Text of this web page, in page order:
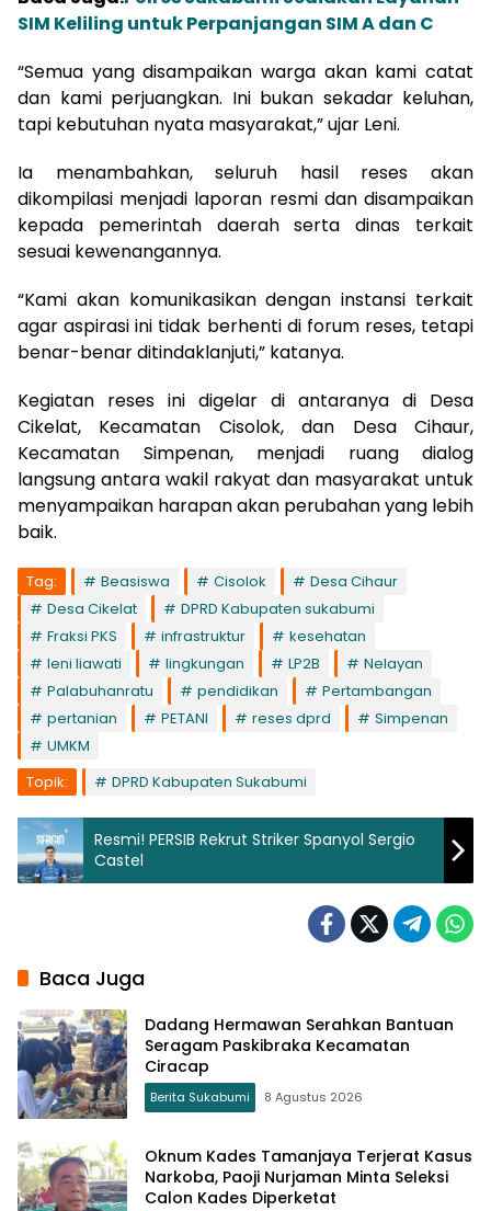
SIM Keliling untuk Perpanjangan SIM A dan C
“Semua yang disampaikan warga akan kami catat
dan kami perjuangkan. Ini bukan sekadar keluhan,
tapi kebutuhan nyata masyarakat,” ujar Leni.
Ia menambahkan, seluruh hasil reses akan
dikompilasi menjadi laporan resmi dan disampaikan
kepada pemerintah daerah serta dinas terkait
sesuai kewenangannya.
“Kami akan komunikasikan dengan instansi terkait
agar aspirasi ini tidak berhenti di forum reses, tetapi
benar-benar ditindaklanjuti,” katanya.
Kegiatan reses ini digelar di antaranya di Desa
Cikelat, Kecamatan Cisolok, dan Desa Cihaur,
Kecamatan Simpenan, menjadi ruang dialog
langsung antara wakil rakyat dan masyarakat untuk
menyampaikan harapan akan perubahan yang lebih
baik.
Tag: Beasiswa Cisolok
Desa Cihaur
Desa Cikelat
DPRD Kabupaten sukabumi
Fraksi PKS
infrastruktur
kesehatan
leni liawati
lingkungan LP2B
Nelayan
Palabuhanratu
pendidikan
Pertambangan
pertanian
PETANI reses dprd
Simpenan
UMKM
Topik:
DPRD Kabupaten Sukabumi
Resmi! PERSIB Rekrut Striker Spanyol Sergio
Castel
Baca Juga
Dadang Hermawan Serahkan Bantuan
Seragam Paskibraka Kecamatan
Ciracap
Berita Sukabumi 8 Agustus 2026
Oknum Kades Tamanjaya Terjerat Kasus
Narkoba, Paoji Nurjaman Minta Seleksi
Calon Kades Diperketat